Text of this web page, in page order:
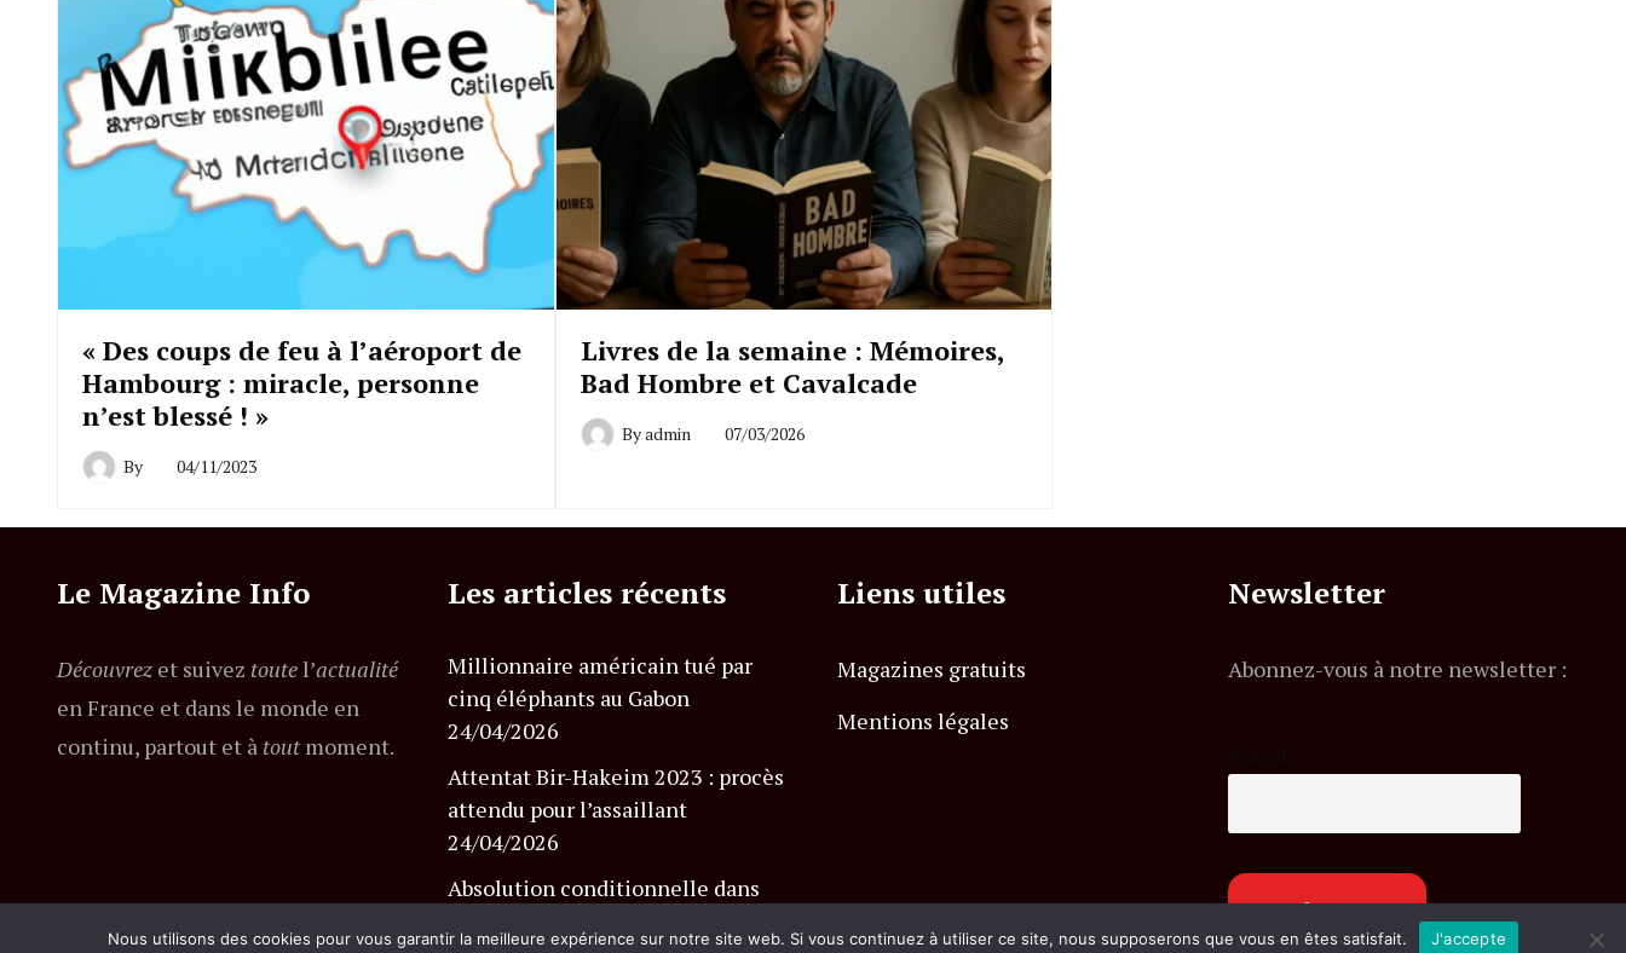
« Des coups de feu à l’aéroport de
Hambourg : miracle, personne
n’est blessé ! »
By 04/11/2023
Livres de la semaine : Mémoires,
Bad Hombre et Cavalcade
Byadmin 07/03/2026
Le Magazine Info
Découvrez et suivez toutel’actualité
en France et dans le monde en
continu, partout et à toutmoment.
Les articles récents
Millionnaire américain tué par
cinq éléphants au Gabon
24/04/2026
Attentat Bir-Hakeim 2023 : procès
attendu pour l’assaillant
24/04/2026
Absolution conditionnelle dans
Liens utiles
Magazines gratuits
Mentions légales
Newsletter
Abonnez-vous à notre newsletter :
Nous utilisons des cookies pour vous garantir la meilleure expérience sur notre site web. Si vous continuez à utiliser ce site, nous supposerons que vous en êtes satisfait. J'accepte